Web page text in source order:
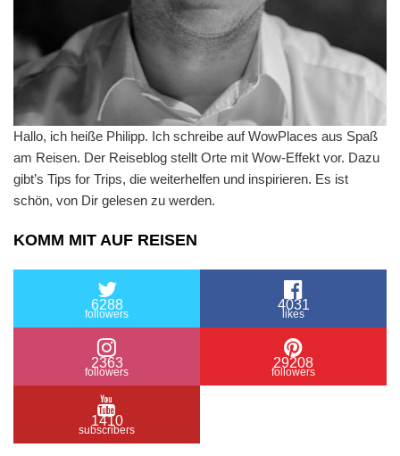
Hallo, ich heiße Philipp. Ich schreibe auf WowPlaces aus Spaß
am Reisen. Der Reiseblog stellt Orte mit Wow-Effekt vor. Dazu
gibt’s Tips for Trips, die weiterhelfen und inspirieren. Es ist
schön, von Dir gelesen zu werden.
KOMM MIT AUF REISEN
6288
followers
4031
likes
2363
followers
29208
followers
1410
subscribers